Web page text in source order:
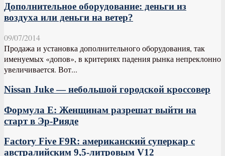
Дополнительное оборудование: деньги из
воздуха или деньги на ветер?
09/07/2014
Продажа и установка дополнительного оборудования, так
именуемых «допов», в критериях падения рынка непреклонно
увеличивается. Вот...
Nissan Juke — небольшой городской кроссовер
Формула Е: Женщинам разрешат выйти на
старт в Эр-Рияде
Factory Five F9R: американский суперкар с
австралийским 9,5-литровым V12